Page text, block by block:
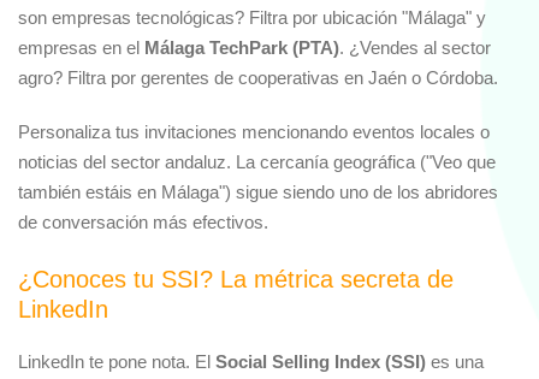
son empresas tecnológicas? Filtra por ubicación "Málaga" y
empresas en el Málaga TechPark (PTA). ¿Vendes al sector
agro? Filtra por gerentes de cooperativas en Jaén o Córdoba.
Personaliza tus invitaciones mencionando eventos locales o
noticias del sector andaluz. La cercanía geográfica ("Veo que
también estáis en Málaga") sigue siendo uno de los abridores
de conversación más efectivos.
¿Conoces tu SSI? La métrica secreta de
LinkedIn
LinkedIn te pone nota. El Social Selling Index (SSI) es una